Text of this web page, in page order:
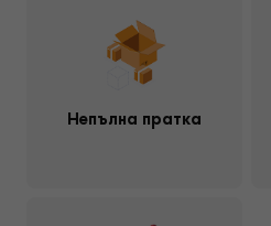
Непълна пратка